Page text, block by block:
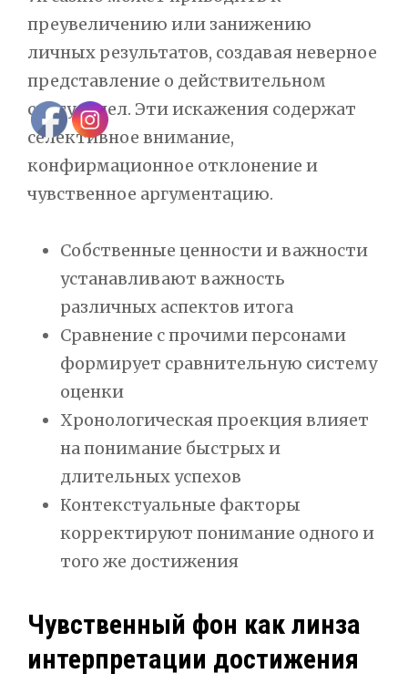
преувеличению или занижению
личных результатов, создавая неверное
представление о действительном
статусе дел. Эти искажения содержат
селективное внимание,
конфирмационное отклонение и
чувственное аргументацию.
Собственные ценности и важности
устанавливают важность
различных аспектов итога
Сравнение с прочими персонами
формирует сравнительную систему
оценки
Хронологическая проекция влияет
на понимание быстрых и
длительных успехов
Контекстуальные факторы
корректируют понимание одного и
того же достижения
Чувственный фон как линза
интерпретации достижения